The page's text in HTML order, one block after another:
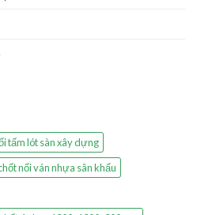
tấm lót sàn xây dựng
nối ván nhựa sân khấu